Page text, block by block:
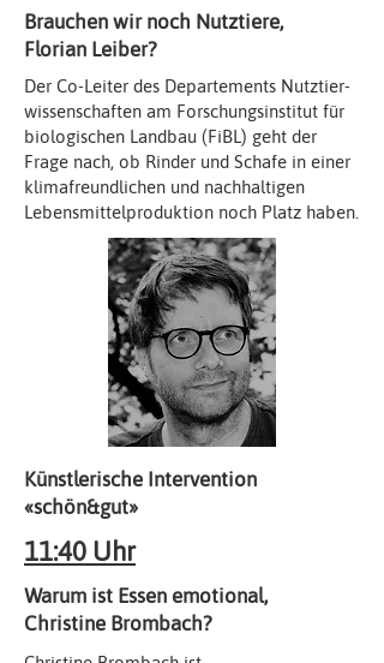
Brauchen wir noch Nutztiere,
Florian Leiber?
Der Co-Leiter des Departements Nutztier-
wissenschaften am Forschungsinstitut für
biologischen Landbau (FiBL) geht der
Frage nach, ob Rinder und Schafe in einer
klimafreundlichen und nachhaltigen
Lebensmittelproduktion noch Platz haben.
Künstlerische Intervention
«schön&gut»
11:40 Uhr
Warum ist Essen emotional,
Christine Brombach?